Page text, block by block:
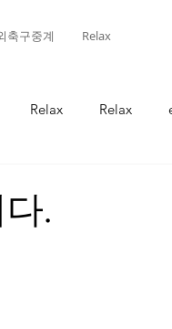
축구중계 Relax
Relax Relax
.